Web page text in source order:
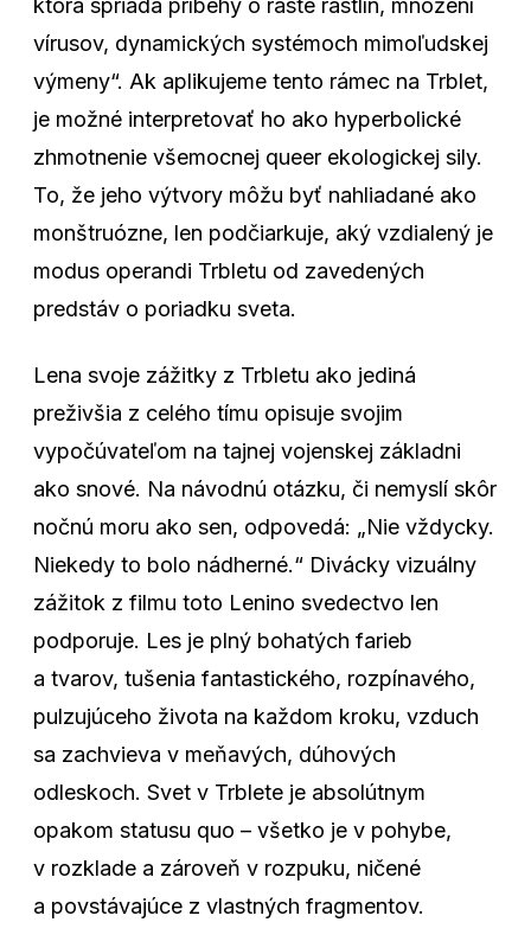
ktorá spriada príbehy o raste rastlín, množení
vírusov, dynamických systémoch mimoľudskej
výmeny“. Ak aplikujeme tento rámec na Trblet,
je možné interpretovať ho ako hyperbolické
zhmotnenie všemocnej queer ekologickej sily.
To, že jeho výtvory môžu byť nahliadané ako
monštruózne, len podčiarkuje, aký vzdialený je
modus operandi Trbletu od zavedených
predstáv o poriadku sveta.
Lena svoje zážitky z Trbletu ako jediná
preživšia z celého tímu opisuje svojim
vypočúvateľom na tajnej vojenskej základni
ako snové. Na návodnú otázku, či nemyslí skôr
nočnú moru ako sen, odpovedá: „Nie vždycky.
Niekedy to bolo nádherné.“ Divácky vizuálny
zážitok z filmu toto Lenino svedectvo len
podporuje. Les je plný bohatých farieb
a tvarov, tušenia fantastického, rozpínavého,
pulzujúceho života na každom kroku, vzduch
sa zachvieva v meňavých, dúhových
odleskoch. Svet v Trblete je absolútnym
opakom statusu quo – všetko je v pohybe,
v rozklade a zároveň v rozpuku, ničené
a povstávajúce z vlastných fragmentov.